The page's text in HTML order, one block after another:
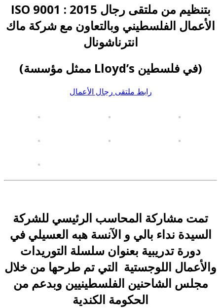
ISO 9001 : 2015 بتنظيم من ملتقى رجال
الأعمال الفلسطيني وبالتعاون مع شركة ماك
انترناشونال
(ممثل مؤسسة Lloyd’s في فلسطين)
رابط ملتقى رجال الأعمال
تمت مشاركة المحاسب الرئيسي للشركة
السيدة نداء بالي و الآنسة هبه العسيلي في
دورة تدريبية بعنوان سلسلة التوريدات
والأعمال اللوجستية التي تم طرحها من خلال
مجلس الشاحنين الفلسطينيين وبدعم من
الحكومة الكندية